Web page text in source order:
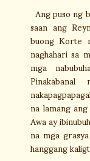
Ang puso ng
saan ang
buong Korte
naghahari sa
mga
na lamang
Awa ay
na mga
hanggang